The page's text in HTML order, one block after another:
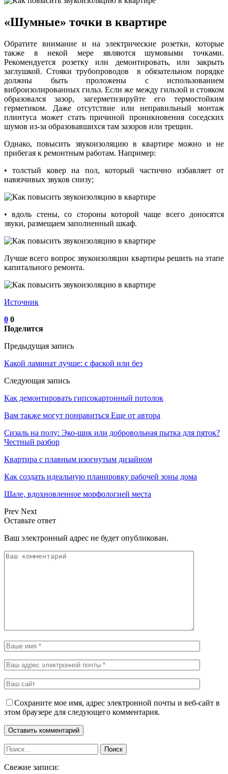
«Шумные» точки в квартире
Обратите внимание и на электрические розетки, которые
также в некой мере являются шумовыми точками.
Рекомендуется розетку или демонтировать, или закрыть
заглушкой. Стояки трубопроводов в обязательном порядке
должны быть проложены с использованием
виброизолированных гильз. Если же между гильзой и стояком
образовался зазор, загерметизируйте его термостойким
герметиком. Даже отсутствие или неправильный монтаж
плинтуса может стать причиной проникновения соседских
шумов из-за образовавшихся там зазоров или трещин.
Однако, повысить звукоизоляцию в квартире можно и не
прибегая к ремонтным работам. Например:
• толстый ковер на пол, который частично избавляет от
навязчивых звуков снизу;
• вдоль стены, со стороны которой чаще всего доносятся
звуки, размещаем заполненный шкаф.
Лучше всего вопрос звукоизоляции квартиры решить на этапе
капитального ремонта.
Источник
0 0
Поделится
Предыдущая запись
Какой ламинат лучше: с фаской или без
Следующая запись
Как демонтировать гипсокартонный потолок
Вам также могут понравиться Еще от автора
Сизаль на полу: Эко-шик или добровольная пытка для пяток?
Честный разбор
Квартира с плавным изогнутым дизайном
Как создать идеальную планировку рабочей зоны дома
Шале, вдохновленное морфологией места
Prev Next
Оставьте ответ
Ваш электронный адрес не будет опубликован.
Сохраните мое имя, адрес электронной почты и веб-сайт в
этом браузере для следующего комментария.
Свежие записи: